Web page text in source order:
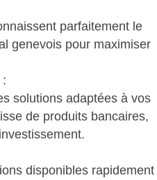
parfaitement le
genevois pour maximiser
solutions adaptées à vos
de produits bancaires,
disponibles rapidement